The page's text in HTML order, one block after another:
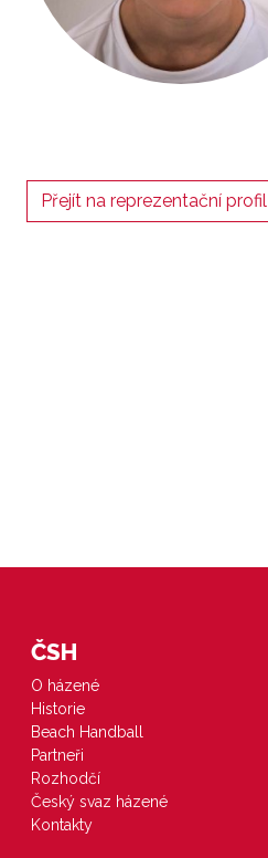
Přejít na reprezentační profil
ČSH
O házené
Historie
Beach Handball
Partneři
Rozhodčí
Český svaz házené
Kontakty